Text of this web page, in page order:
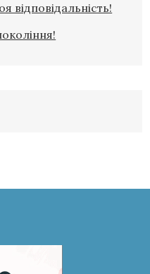
відповідальність!